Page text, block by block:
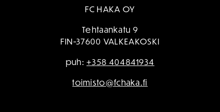
FC HAKA OY
Tehtaankatu 9
FIN-37600 VALKEAKOSKI
puh:+358 404841934
toimisto@fchaka.fi